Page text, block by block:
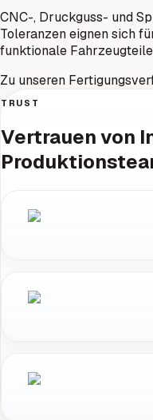
CNC-, Druckguss- und
Toleranzen eignen sich
funktionale
Zu unseren
TRUST
Vertrauen von